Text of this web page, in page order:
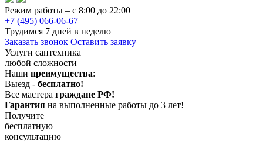
Режим работы – с 8:00 до 22:00
+7 (495) 066-06-67
Трудимся 7 дней в неделю
Заказать звонок Оставить заявку
Услуги сантехника
любой сложности
Наши преимущества:
Выезд - бесплатно!
Все мастера граждане РФ!
Гарантия на выполненные работы до 3 лет!
Получите
бесплатную
консультацию